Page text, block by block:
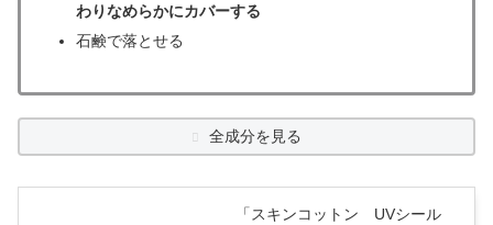
わりなめらかにカバーする
石鹸で落とせる
全成分を見る
「スキンコットン UVシール